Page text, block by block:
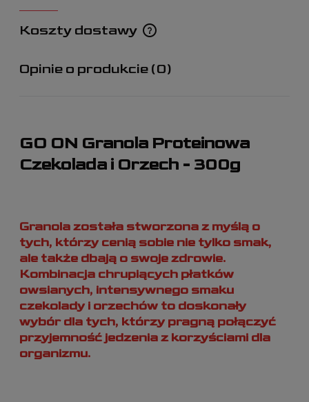
Koszty dostawy
Cena nie zawiera ewentualnych kosztów płatności
Opinie o produkcie (0)
GO ON Granola Proteinowa
Czekolada i Orzech - 300g
Granola została stworzona z myślą o
tych, którzy cenią sobie nie tylko smak,
ale także dbają o swoje zdrowie.
Kombinacja chrupiących płatków
owsianych, intensywnego smaku
czekolady i orzechów to doskonały
wybór dla tych, którzy pragną połączyć
przyjemność jedzenia z korzyściami dla
organizmu.